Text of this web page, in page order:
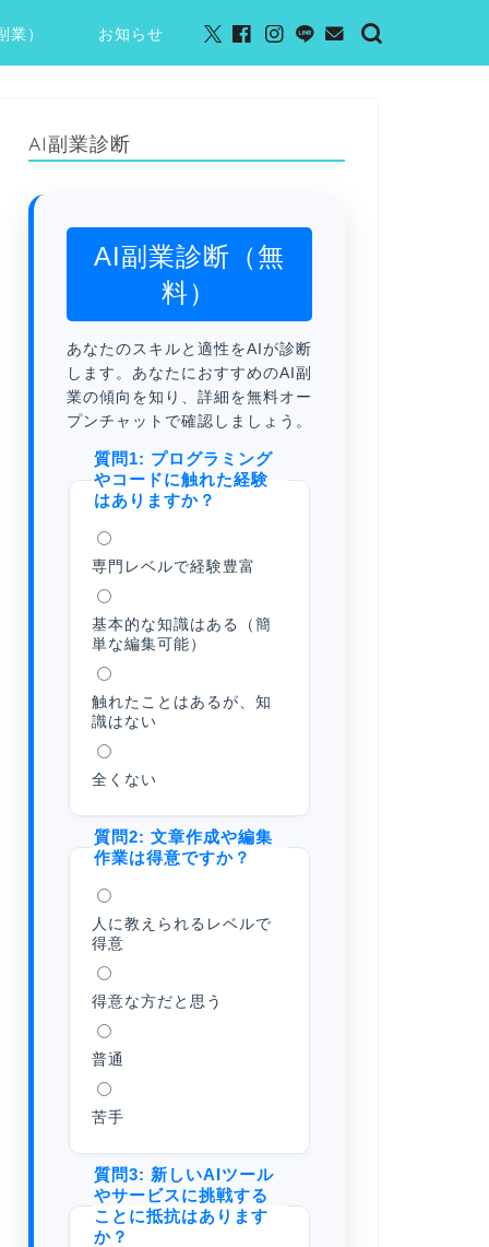
業） お知らせ
AI副業診断
AI副業診断（無
料）
あなたのスキルと適性をAIが診断
します。あなたにおすすめのAI副
業の傾向を知り、詳細を無料オー
プンチャットで確認しましょう。
質問1: プログラミング
やコードに触れた経験
はありますか？
専門レベルで経験豊富
基本的な知識はある（簡
単な編集可能）
触れたことはあるが、知
識はない
全くない
質問2: 文章作成や編集
作業は得意ですか？
人に教えられるレベルで
得意
得意な方だと思う
普通
苦手
質問3: 新しいAIツール
やサービスに挑戦する
ことに抵抗はあります
か？